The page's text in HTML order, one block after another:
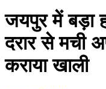
जयपुर में बड़ा
दरार से मची
कराया खाली